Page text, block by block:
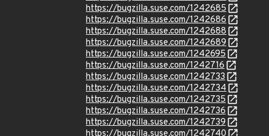
https://bugzilla.suse.com/1242685
https://bugzilla.suse.com/1242686
https://bugzilla.suse.com/1242688
https://bugzilla.suse.com/1242689
https://bugzilla.suse.com/1242695
https://bugzilla.suse.com/1242716
https://bugzilla.suse.com/1242733
https://bugzilla.suse.com/1242734
https://bugzilla.suse.com/1242735
https://bugzilla.suse.com/1242736
https://bugzilla.suse.com/1242739